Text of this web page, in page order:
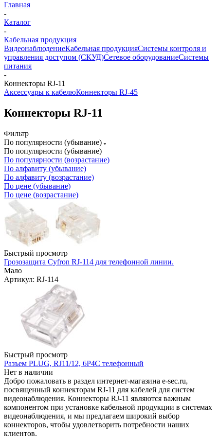
Главная
-
Каталог
-
Кабельная продукция
ВидеонаблюдениеКабельная продукцияСистемы контроля и
управления доступом (СКУД)Сетевое оборудованиеСистемы
питания
-
Коннекторы RJ-11
Аксессуары к кабелюКоннекторы RJ-45
Коннекторы RJ-11
Фильтр
По популярности (убывание)
По популярности (убывание)
По популярности (возрастание)
По алфавиту (убывание)
По алфавиту (возрастание)
По цене (убывание)
По цене (возрастание)
Быстрый просмотр
Грозозащита Cyfron RJ-114 для телефонной линии.
Мало
Артикул: RJ-114
Быстрый просмотр
Разъем PLUG, RJ11/12, 6P4C телефонный
Нет в наличии
Добро пожаловать в раздел интернет-магазина e-sec.ru,
посвященный коннекторам RJ-11 для кабелей для систем
видеонаблюдения. Коннекторы RJ-11 являются важным
компонентом при установке кабельной продукции в системах
видеонаблюдения, и мы предлагаем широкий выбор
коннекторов, чтобы удовлетворить потребности наших
клиентов.